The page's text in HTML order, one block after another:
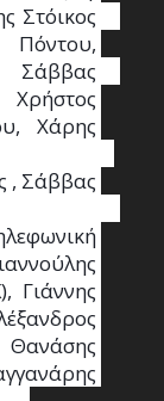
Στόικος
Χάρης
, Σάββας
Γιάννης